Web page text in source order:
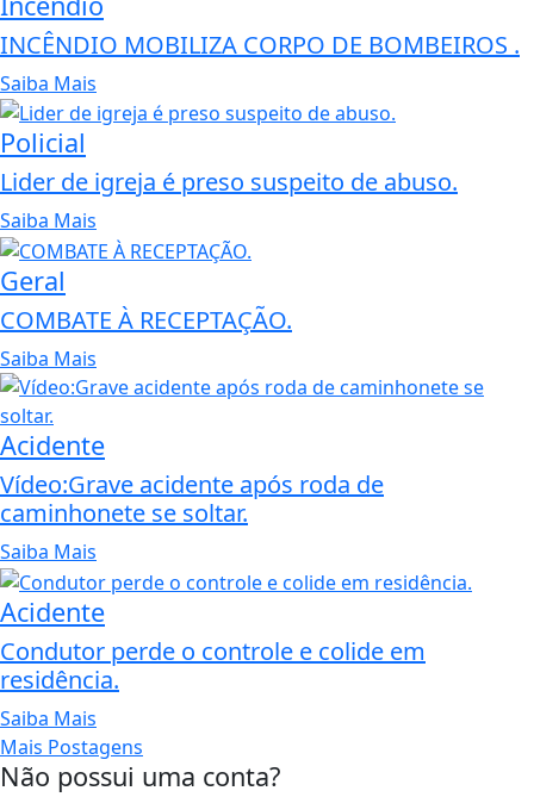
INCÊNDIO MOBILIZA CORPO DE BOMBEIROS .
Saiba Mais
Policial
Lider de igreja é preso suspeito de abuso.
Saiba Mais
Geral
COMBATE À RECEPTAÇÃO.
Saiba Mais
Acidente
Vídeo:Grave acidente após roda de
caminhonete se soltar.
Saiba Mais
Acidente
Condutor perde o controle e colide em
residência.
Saiba Mais
Mais Postagens
Não possui uma conta?